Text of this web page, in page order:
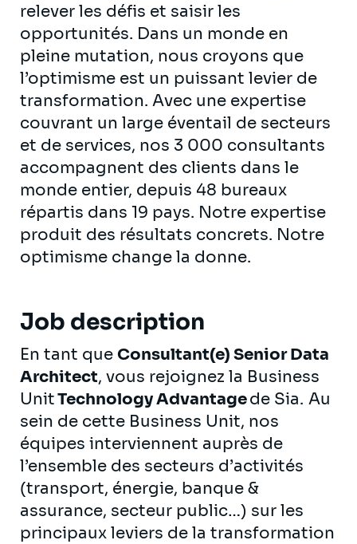
relever les défis et saisir les
opportunités. Dans un monde en
pleine mutation, nous croyons que
l’optimisme est un puissant levier de
transformation. Avec une expertise
couvrant un large éventail de secteurs
et de services, nos 3 000 consultants
accompagnent des clients dans le
monde entier, depuis 48 bureaux
répartis dans 19 pays. Notre expertise
produit des résultats concrets. Notre
optimisme change la donne.
Job description
En tant que Consultant(e) Senior Data
Architect, vous rejoignez la Business
UnitTechnology Advantagede Sia. Au
sein de cette Business Unit, nos
équipes interviennent auprès de
l’ensemble des secteurs d’activités
(transport, énergie, banque &
assurance, secteur public…) sur les
principaux leviers de la transformation